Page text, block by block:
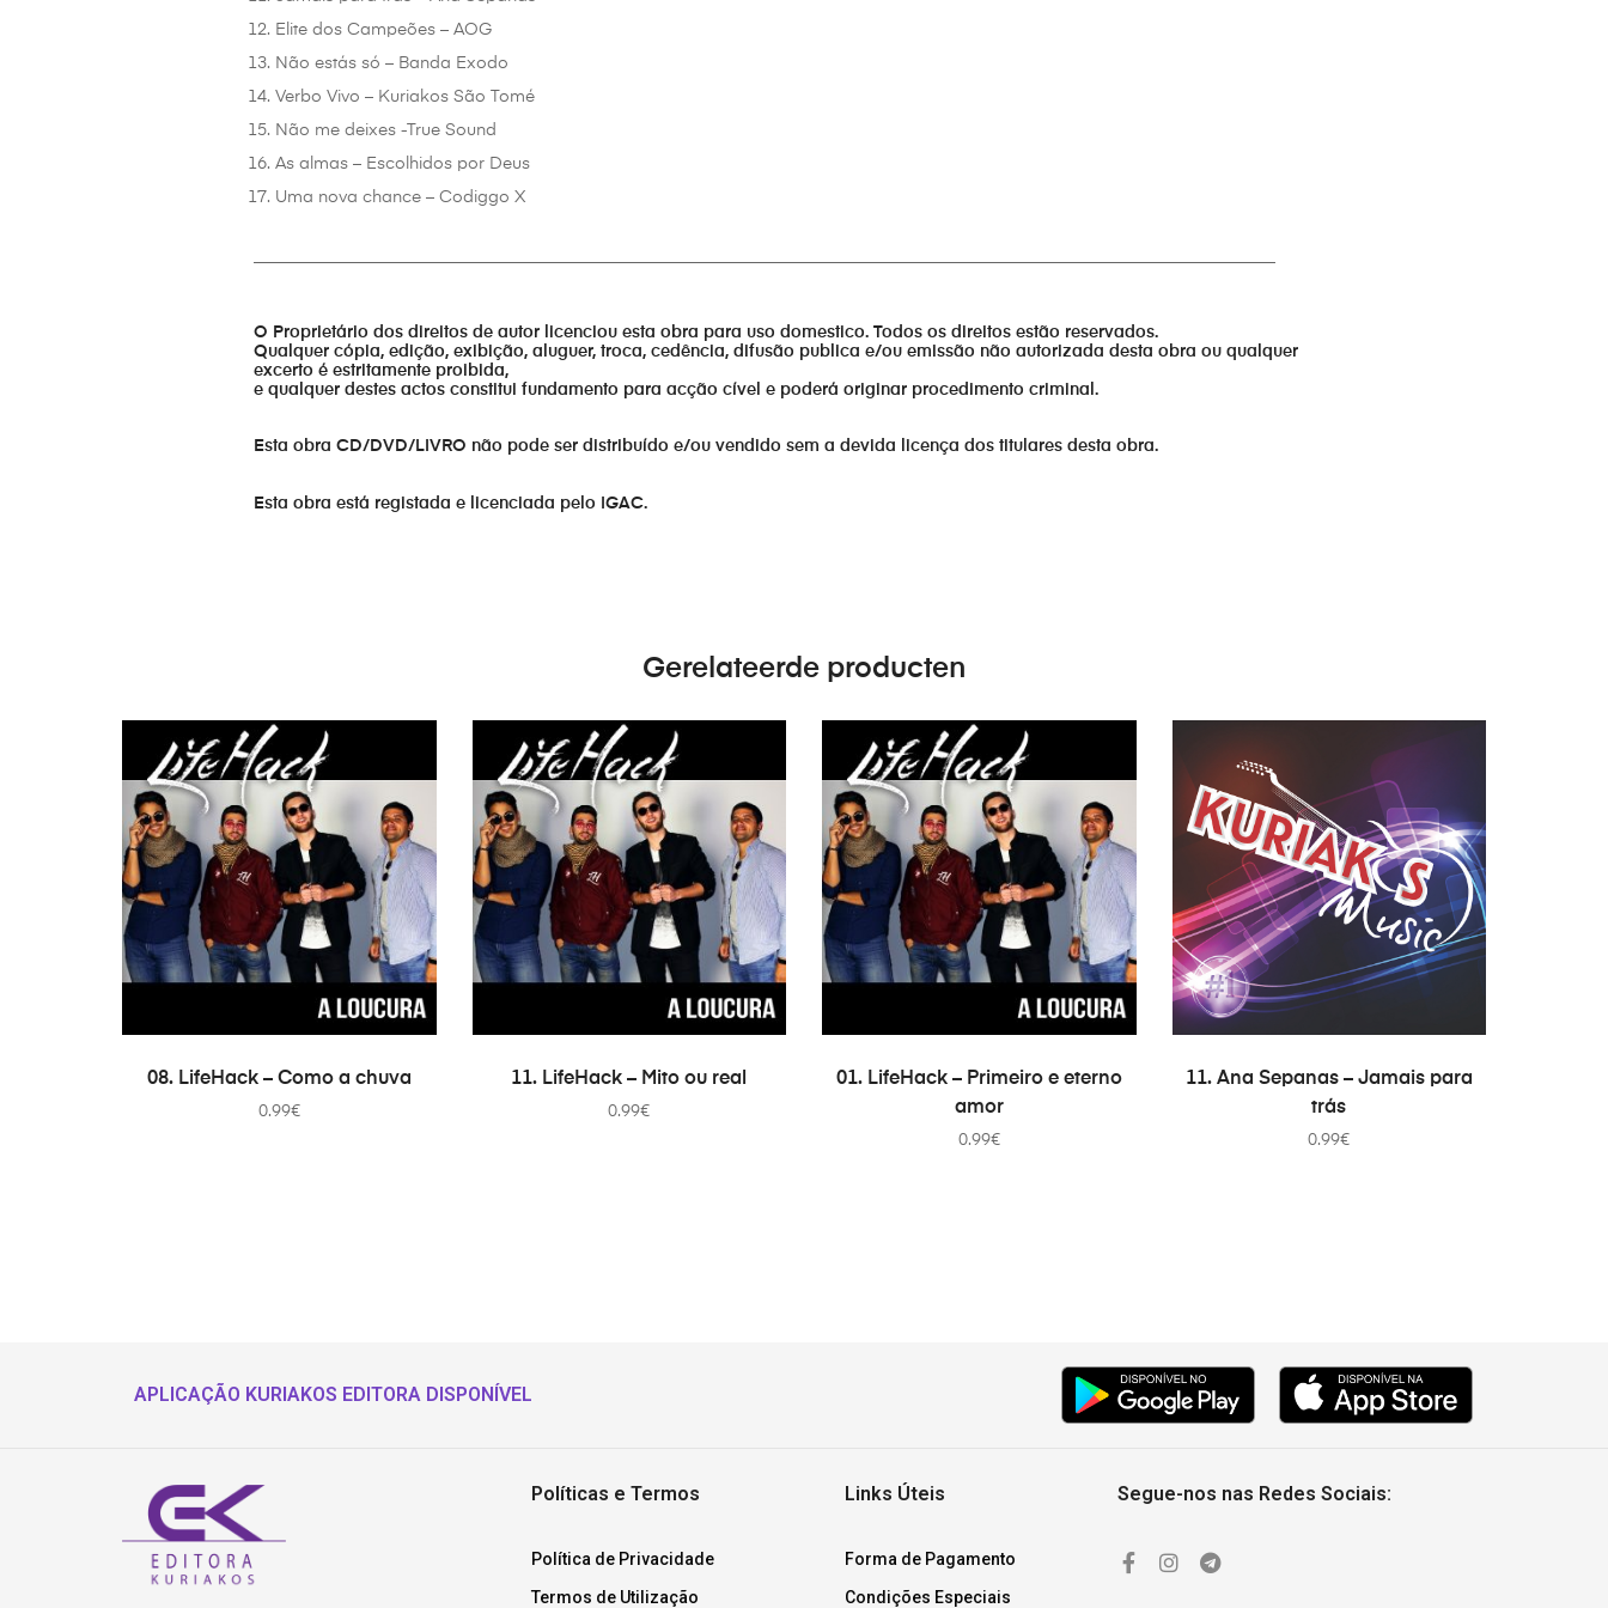
Elite dos Campeões – AOG
Não estás só – Banda Exodo
Verbo Vivo – Kuriakos São Tomé
Não me deixes -True Sound
As almas – Escolhidos por Deus
Uma nova chance – Codiggo X
O Proprietário dos direitos de autor licenciou esta obra para uso domestico. Todos os direitos estão reservados.
Qualquer cópia, edição, exibição, aluguer, troca, cedência, difusão publica e/ou emissão não autorizada desta obra ou qualquer
excerto é estritamente proibida,
e qualquer destes actos constitui fundamento para acção cível e poderá originar procedimento criminal.
Esta obra CD/DVD/LIVRO não pode ser distribuído e/ou vendido sem a devida licença dos titulares desta obra.
Esta obra está registada e licenciada pelo IGAC.
Gerelateerde producten
TOEVOEGEN AAN WINKELWAGEN
08. LifeHack – Como a chuva
0.99€
TOEVOEGEN AAN WINKELWAGEN
11. LifeHack – Mito ou real
0.99€
TOEVOEGEN AAN WINKELWAGEN
01. LifeHack – Primeiro e eterno
amor
0.99€
TOEVOEGEN AAN WINKELWAGEN
11. Ana Sepanas – Jamais para
trás
0.99€
APLICAÇÃO KURIAKOS EDITORA DISPONÍVEL
Políticas e Termos
Política de Privacidade
Termos de Utilização
Links Úteis
Forma de Pagamento
Condições Especiais
Segue-nos nas Redes Sociais: